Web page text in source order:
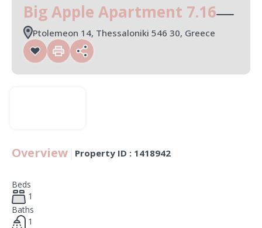
Big Apple Apartment 7.16
Ptolemeon 14, Thessaloniki 546 30, Greece
Overview Property ID : 1418942
Beds
1
Baths
1